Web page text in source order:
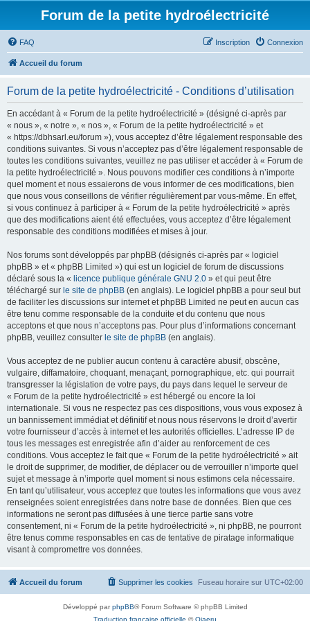
Forum de la petite hydroélectricité
FAQ Connexion
Inscription
Accueil du forum
Forum de la petite hydroélectricité - Conditions d’utilisation
En accédant à « Forum de la petite hydroélectricité » (désigné ci-après par
« nous », « notre », « nos », « Forum de la petite hydroélectricité » et
« https://dbhsarl.eu/forum »), vous acceptez d’être légalement responsable des
conditions suivantes. Si vous n’acceptez pas d’être légalement responsable de
toutes les conditions suivantes, veuillez ne pas utiliser et accéder à « Forum de
la petite hydroélectricité ». Nous pouvons modifier ces conditions à n’importe
quel moment et nous essaierons de vous informer de ces modifications, bien
que nous vous conseillons de vérifier régulièrement par vous-même. En effet,
si vous continuez à participer à « Forum de la petite hydroélectricité » après
que des modifications aient été effectuées, vous acceptez d’être légalement
responsable des conditions modifiées et mises à jour.
Nos forums sont développés par phpBB (désignés ci-après par « logiciel
phpBB » et « phpBB Limited ») qui est un logiciel de forum de discussions
déclaré sous la « licence publique générale GNU 2.0 » et qui peut être
téléchargé sur le site de phpBB (en anglais). Le logiciel phpBB a pour seul but
de faciliter les discussions sur internet et phpBB Limited ne peut en aucun cas
être tenu comme responsable de la conduite et du contenu que nous
acceptons et que nous n’acceptons pas. Pour plus d’informations concernant
phpBB, veuillez consulter le site de phpBB (en anglais).
Vous acceptez de ne publier aucun contenu à caractère abusif, obscène,
vulgaire, diffamatoire, choquant, menaçant, pornographique, etc. qui pourrait
transgresser la législation de votre pays, du pays dans lequel le serveur de
« Forum de la petite hydroélectricité » est hébergé ou encore la loi
internationale. Si vous ne respectez pas ces dispositions, vous vous exposez à
un bannissement immédiat et définitif et nous nous réservons le droit d’avertir
votre fournisseur d’accès à internet et les autorités officielles. L’adresse IP de
tous les messages est enregistrée afin d’aider au renforcement de ces
conditions. Vous acceptez le fait que « Forum de la petite hydroélectricité » ait
le droit de supprimer, de modifier, de déplacer ou de verrouiller n’importe quel
sujet et message à n’importe quel moment si nous estimons cela nécessaire.
En tant qu’utilisateur, vous acceptez que toutes les informations que vous avez
renseignées soient enregistrées dans notre base de données. Bien que ces
informations ne seront pas diffusées à une tierce partie sans votre
consentement, ni « Forum de la petite hydroélectricité », ni phpBB, ne pourront
être tenus comme responsables en cas de tentative de piratage informatique
visant à compromettre vos données.
Accueil du forum Fuseau horaire sur UTC+02:00
Supprimer les cookies
Développé parphpBB® Forum Software © phpBB Limited
Traduction française officielle ©Qiaeru